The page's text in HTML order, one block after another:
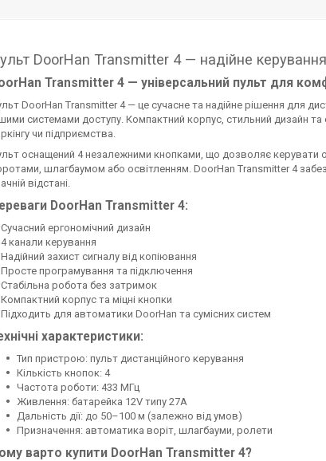
DoorHan Transmitter 4 — надійне
Transmitter 4 — універсальний пульт для
DoorHan Transmitter 4 — це сучасне та надійне рішення для
системами доступу. Компактний корпус, стильний дизайн
чи підприємства.
оснащений 4 незалежними кнопками, що дозволяє керувати
шлагбаумом або освітленням. DoorHan Transmitter 4
відстані.
DoorHan Transmitter 4:
ергономічний дизайн
канали керування
захист сигналу від копіювання
програмування та підключення
робота без затримок
корпус та міцні кнопки
для автоматики DoorHan та сумісних систем
характеристики:
Тип пристрою: пульт дистанційного керування
Кількість кнопок: 4
Частота роботи: 433 МГц
Живлення: батарейка 12V типу 27A
Дальність дії: до 50–100 м (залежно від умов)
Призначення: автоматика воріт, шлагбауми, ролети
варто купити DoorHan Transmitter 4?